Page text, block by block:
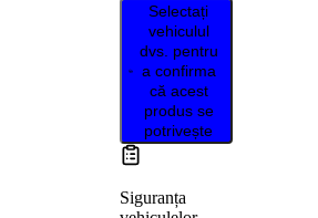
Selectați
vehiculul
dvs. pentru
a confirma
că acest
produs se
potrivește
Siguranța